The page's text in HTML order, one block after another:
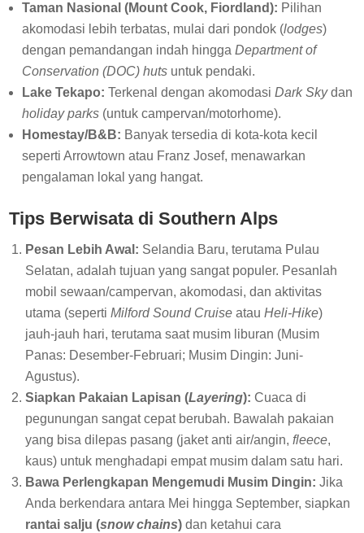
Taman Nasional (Mount Cook, Fiordland): Pilihan
akomodasi lebih terbatas, mulai dari pondok (lodges)
dengan pemandangan indah hinggaDepartment of
Conservation (DOC) huts untuk pendaki.
Lake Tekapo: Terkenal dengan akomodasiDark Skydan
holiday parks (untuk campervan/motorhome).
Homestay/B&B: Banyak tersedia di kota-kota kecil
seperti Arrowtown atau Franz Josef, menawarkan
pengalaman lokal yang hangat.
Tips Berwisata di Southern Alps
Pesan Lebih Awal: Selandia Baru, terutama Pulau
Selatan, adalah tujuan yang sangat populer. Pesanlah
mobil sewaan/campervan, akomodasi, dan aktivitas
utama (sepertiMilford Sound Cruise atauHeli-Hike)
jauh-jauh hari, terutama saat musim liburan (Musim
Panas: Desember-Februari; Musim Dingin: Juni-
Agustus).
Siapkan Pakaian Lapisan (Layering): Cuaca di
pegunungan sangat cepat berubah. Bawalah pakaian
yang bisa dilepas pasang (jaket anti air/angin,fleece,
kaus) untuk menghadapi empat musim dalam satu hari.
Bawa Perlengkapan Mengemudi Musim Dingin: Jika
Anda berkendara antara Mei hingga September, siapkan
rantai salju (snow chains) dan ketahui cara